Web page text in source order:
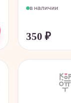
в наличии
350 ₽